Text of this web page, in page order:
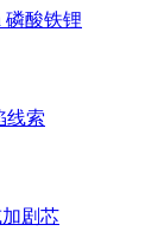
磷酸铁锂
线索
加剧芯